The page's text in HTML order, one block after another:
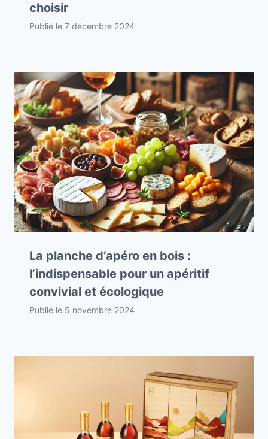
choisir
Publié le 7 décembre 2024
La planche d’apéro en bois :
l’indispensable pour un apéritif
convivial et écologique
Publié le 5 novembre 2024